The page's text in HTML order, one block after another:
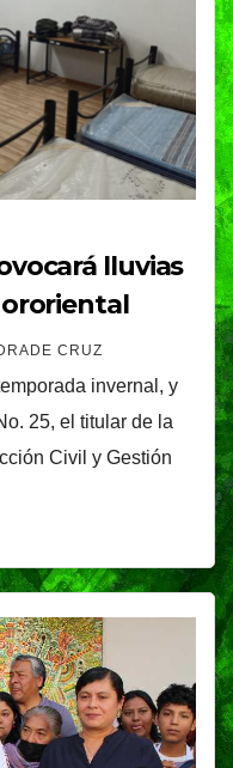
lluvias
CRUZ
invernal, y
25, el titular de la
Civil y Gestión